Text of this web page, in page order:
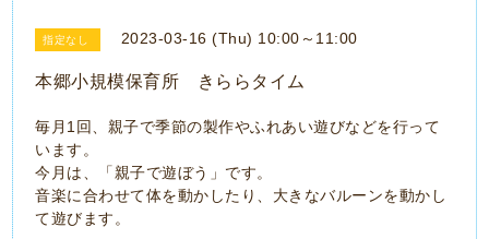
指定なし 2023-03-16 (Thu) 10:00～11:00
本郷小規模保育所 きららタイム
毎月1回、親子で季節の製作やふれあい遊びなどを行って
います。
今月は、「親子で遊ぼう」です。
音楽に合わせて体を動かしたり、大きなバルーンを動かし
て遊びます。